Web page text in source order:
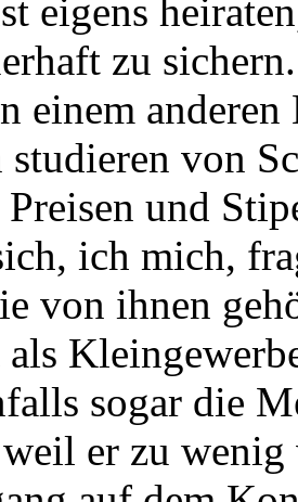
eigens
zu
einem
von
und
ich mich,
von ihnen
als
sogar die
er zu